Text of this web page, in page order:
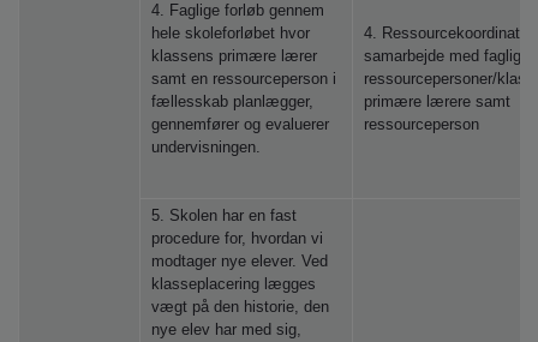
4. Faglige forløb gennem
hele skoleforløbet hvor
klassens primære lærer
samt en ressourceperson i
fællesskab planlægger,
gennemfører og evaluerer
undervisningen.
4. Ressourcekoordinator
samarbejde med faglige
ressourcepersoner/
primære lærere samt
ressourceperson
5. Skolen har en fast
procedure for, hvordan vi
modtager nye elever. Ved
klasseplacering lægges
vægt på den historie, den
nye elev har med sig,